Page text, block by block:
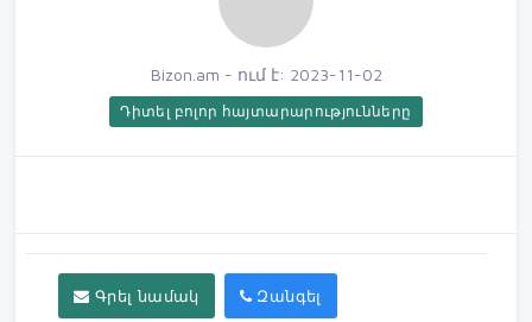
Bizon.am - ում է: 2023-11-02
Դիտել բոլոր հայտարարությունները
Գրել նամակ Զանգել